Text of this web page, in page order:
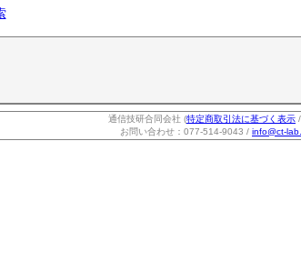
通信技研合同会社 (特定商取引法に基づく表示 /
お問い合わせ：077-514-9043 / info@ct-